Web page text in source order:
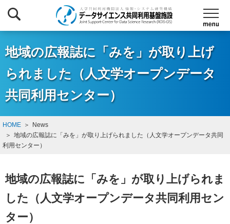
地域の広報誌に「みを」が取り上げ
られました（人文学オープンデータ
共同利用センター）
HOME
News
地域の広報誌に「みを」が取り上げられました（人文学オープンデータ共同
利用センター）
地域の広報誌に「みを」が取り上げられま
した（人文学オープンデータ共同利用セン
ター）